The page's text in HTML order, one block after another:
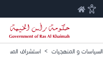
السياسات و المنهجيات > استشراف